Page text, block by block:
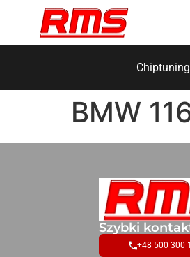
BMW
Szybki
+48 500 300